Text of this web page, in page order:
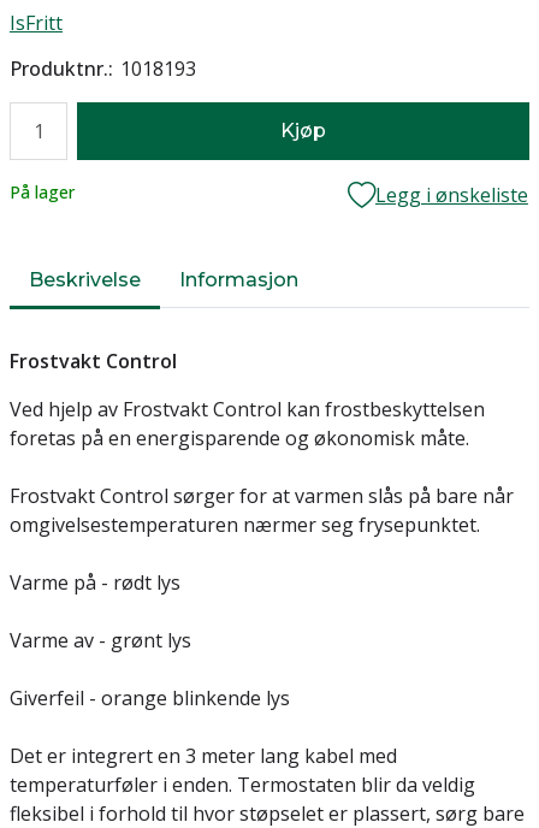
IsFritt
Produktnr. 1018193
Kjøp
Lager
På lager Legg i ønskeliste
Beskrivelse Informasjon
Frostvakt Control
Ved hjelp av Frostvakt Control kan frostbeskyttelsen
foretas på en energisparende og økonomisk måte.
Frostvakt Control sørger for at varmen slås på bare når
omgivelsestemperaturen nærmer seg frysepunktet.
Varme på - rødt lys
Varme av - grønt lys
Giverfeil - orange blinkende lys
Det er integrert en 3 meter lang kabel med
temperaturføler i enden. Termostaten blir da veldig
fleksibel i forhold til hvor støpselet er plassert, sørg bare